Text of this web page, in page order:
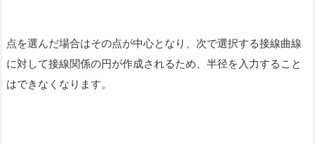
2. 接線曲線を選択する